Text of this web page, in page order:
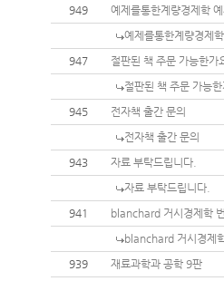
949
예제를통한계량경제학
예제를통한계량경제
947
절판된 책 주문 가능한가
절판된 책 주문 가능
945
전자책 출간 문의
전자책 출간 문의
943
자료 부탁드립니다.
자료 부탁드립니다.
941
blanchard 거시경제학
blanchard 거시경제
939
재료과학과 공학 9판